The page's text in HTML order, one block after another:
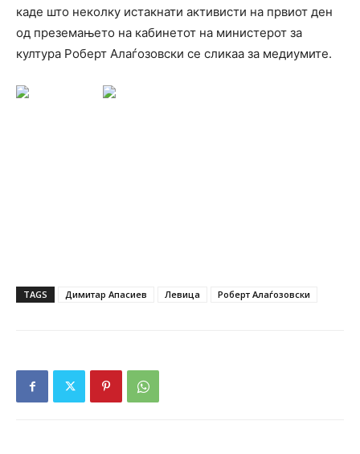
каде што неколку истакнати активисти на првиот ден
од преземањето на кабинетот на министерот за
култура Роберт Алаѓозовски се сликаа за медиумите.
TAGS Димитар Апасиев Левица Роберт Алаѓозовски